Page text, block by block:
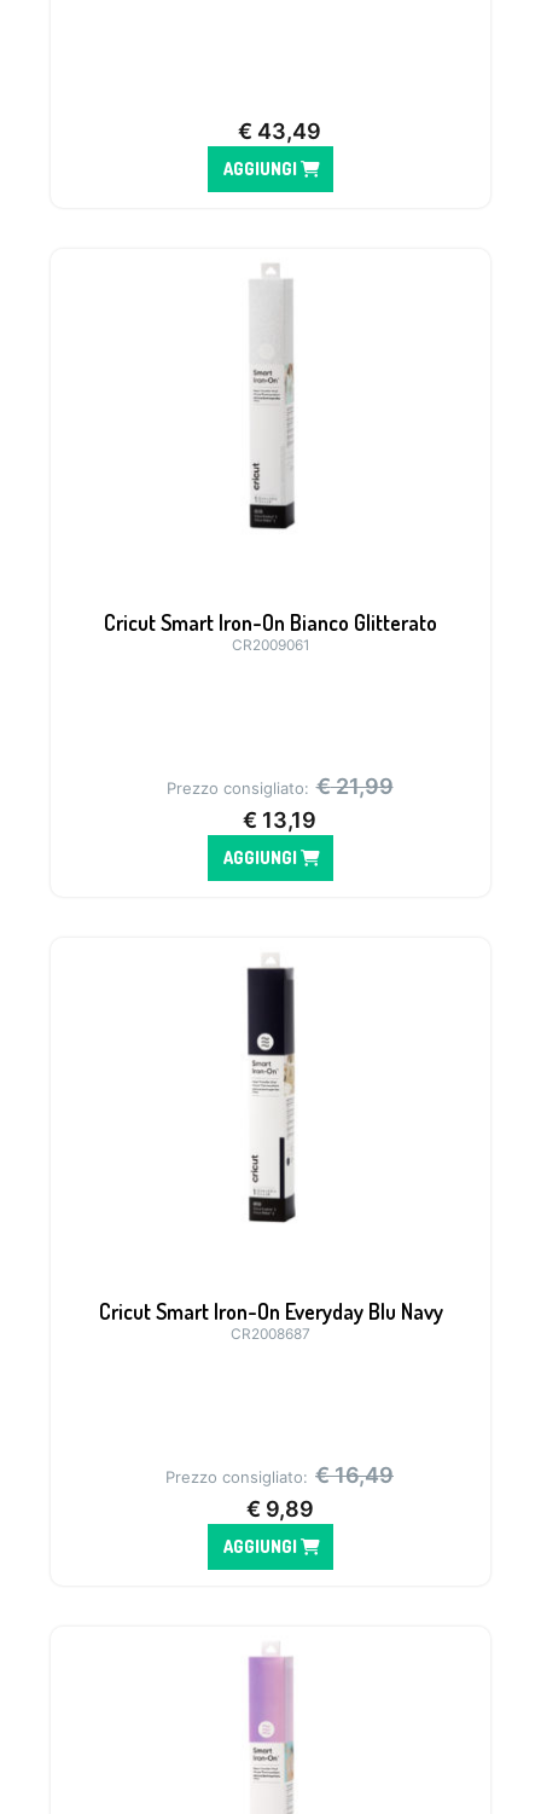
€ 43,49
AGGIUNGI
Cricut Smart Iron-On Bianco Glitterato
CR2009061
Prezzo consigliato: €21,99
€ 13,19
AGGIUNGI
Cricut Smart Iron-On Everyday Blu Navy
CR2008687
Prezzo consigliato: €16,49
€ 9,89
AGGIUNGI